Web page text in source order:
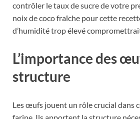
contrôler le taux de sucre de votre
noix de coco fraîche pour cette
d’humidité trop élevé
L’importance des
structure
Les œufs jouent un rôle crucial dans
farine. Ils apportent la structure